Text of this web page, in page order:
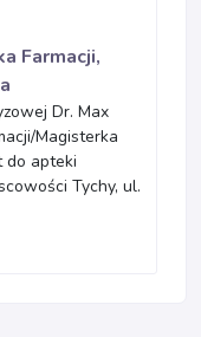
Farmacji,
Dr. Max
Magisterka
do apteki
Tychy, ul.